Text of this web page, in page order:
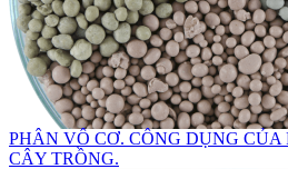
PHÂN VÔ CƠ. CÔNG DỤNG
CÂY TRỒNG.